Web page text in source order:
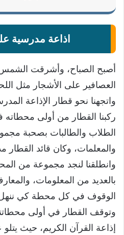
اذاعة
أصبح الصباح، وأشرقت الشمس
العصافير على الأشجار مثل
واتجهنا نحو قطار الإذاعة
ركبنا القطار من أولى محطاته
الطلاب والطالبات بصحبة
والمعلمات، وكان قائد القطار
وانطلقنا لنجد مجموعة من
بالعديد من المعلومات،
الوقوف في كل محطة كي ننهل
وتوقف القطار في أولى
إذاعة القرآن الكريم، حيث يتلو